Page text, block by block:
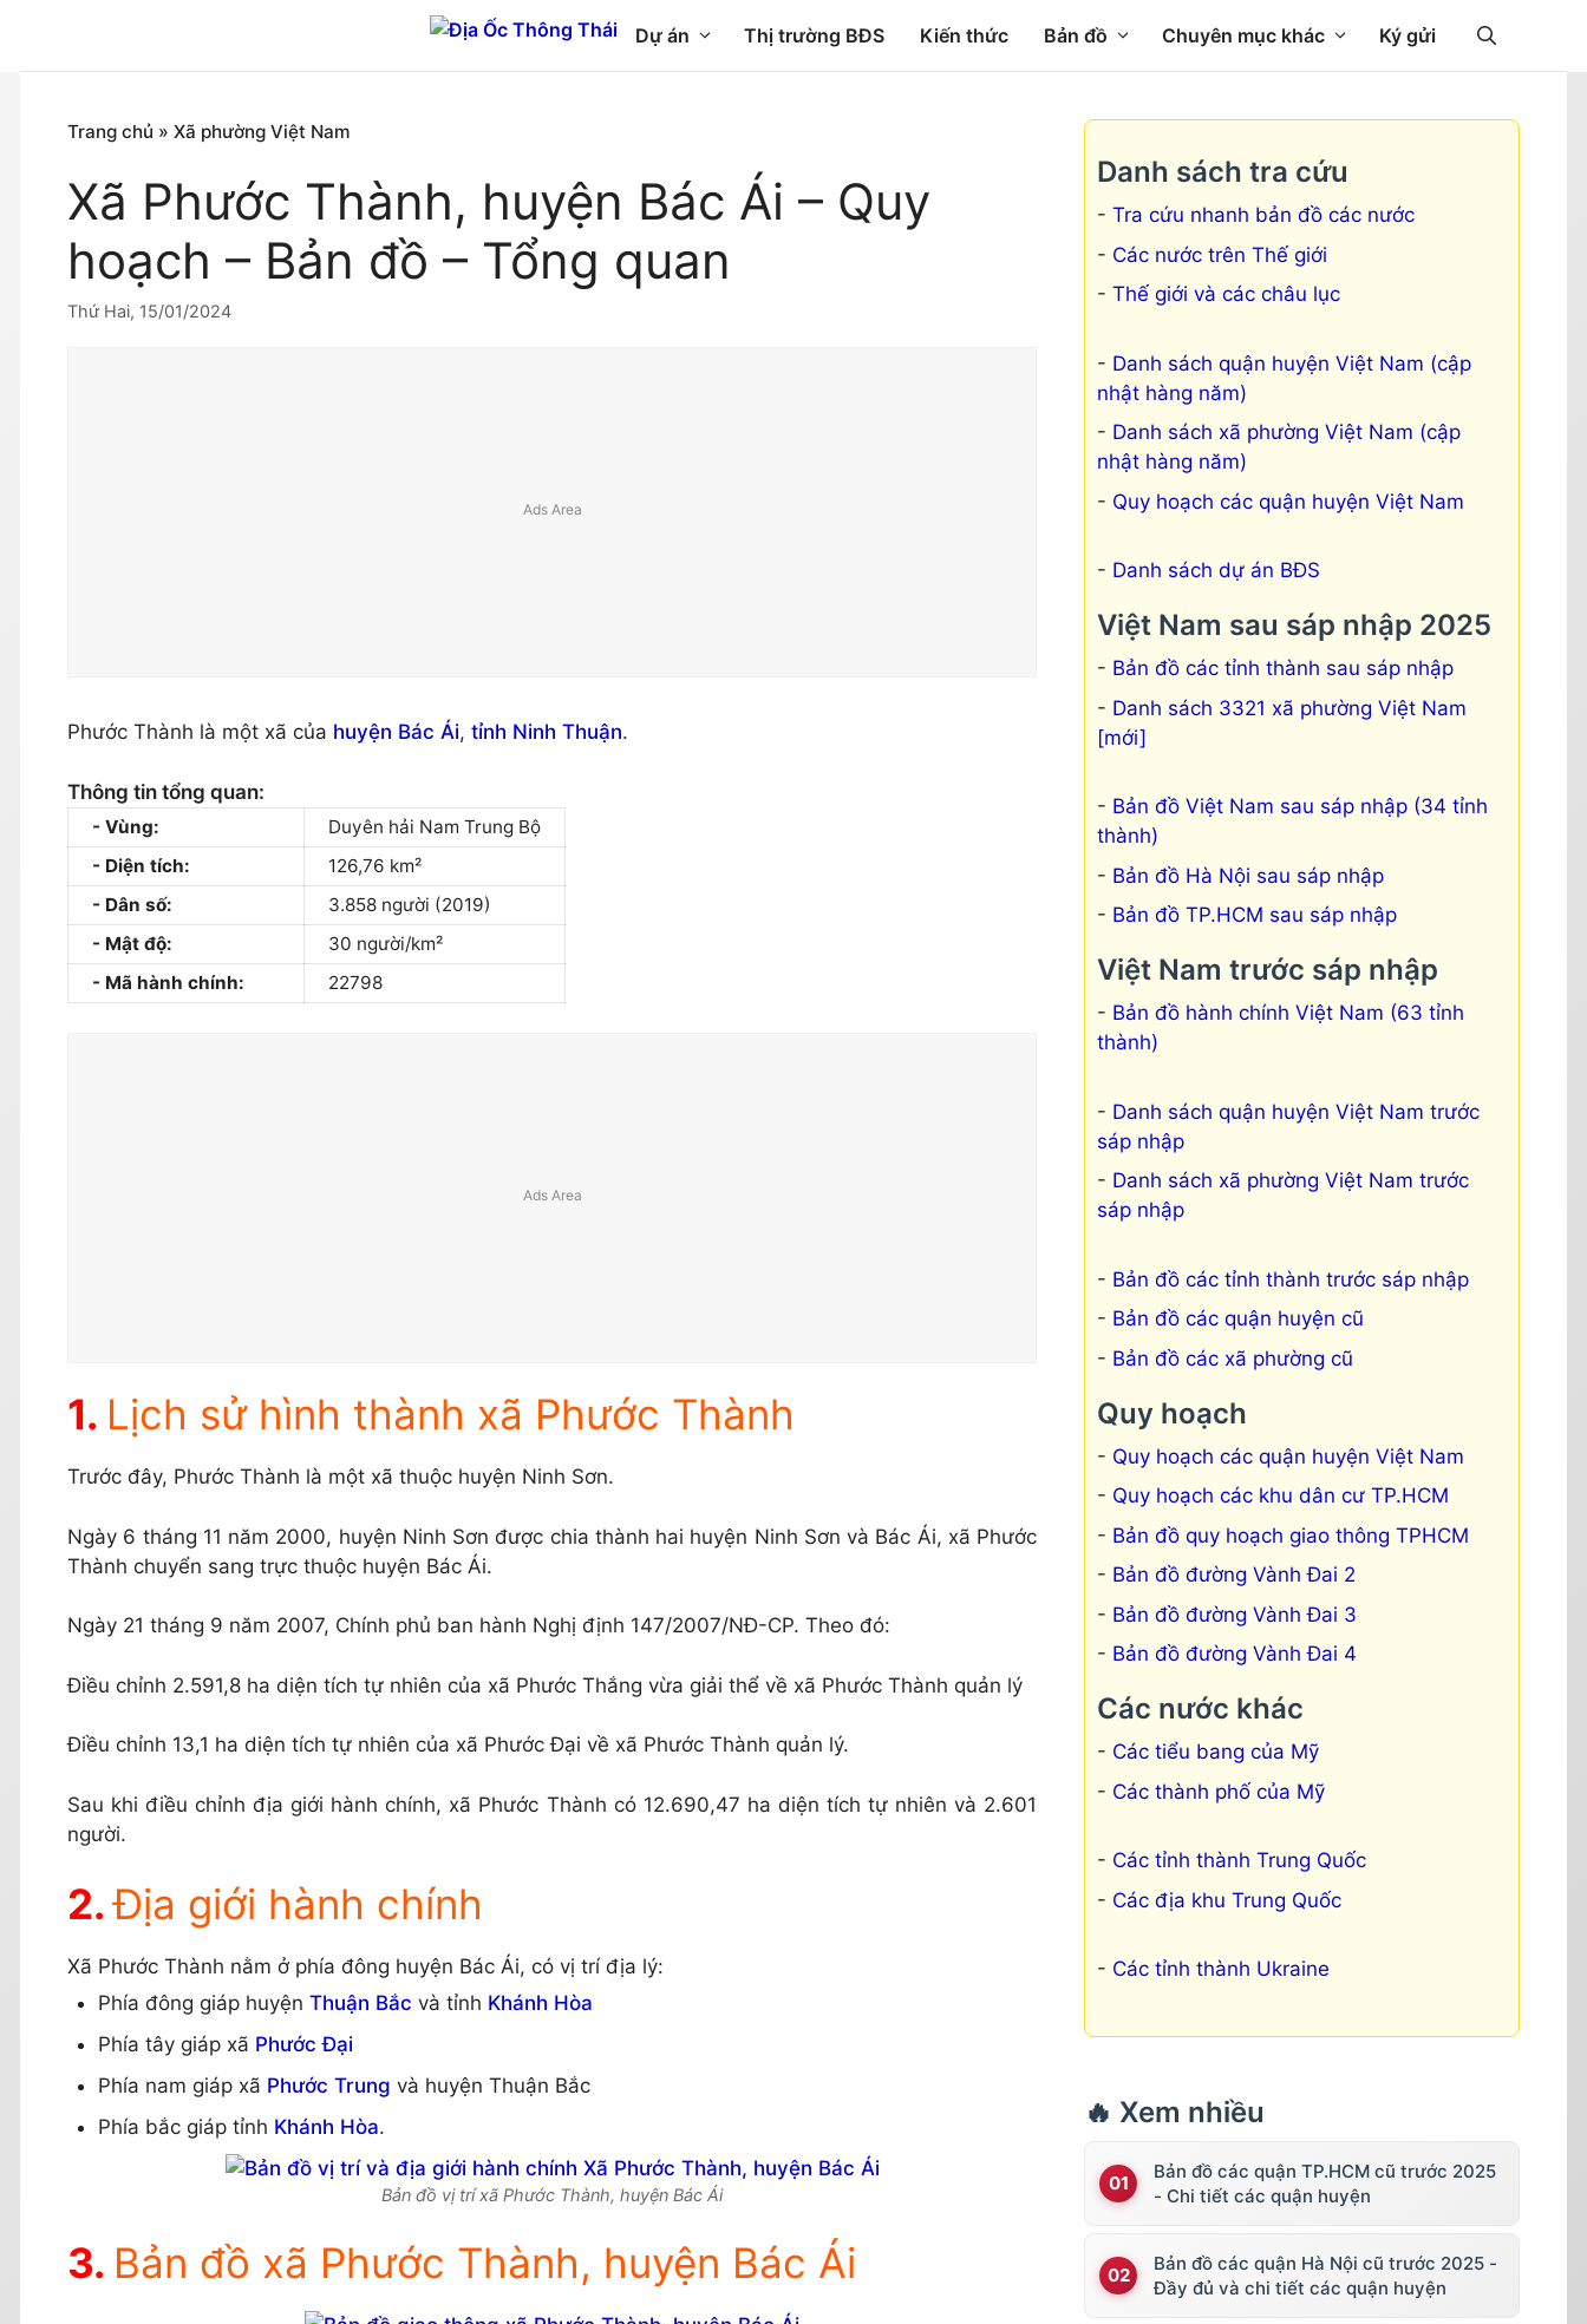
nội
Dự án Thị trường BĐS Kiến thức Bản đồ Chuyên mục khác Ký gửi
Trang chủ » Xã phường Việt Nam
Xã Phước Thành, huyện Bác Ái – Quy
hoạch – Bản đồ – Tổng quan
Thứ Hai, 15/01/2024
Phước Thành là một xã của huyện Bác Ái, tỉnh Ninh Thuận.
Thông tin tổng quan:
Vùng:
Duyên hải Nam Trung Bộ
Diện tích:
126,76 km²
Dân số:
3.858 người (2019)
Mật độ:
30 người/km²
Mã hành chính:
22798
Lịch sử hình thành xã Phước Thành
Trước đây, Phước Thành là một xã thuộc huyện Ninh Sơn.
Ngày 6 tháng 11 năm 2000, huyện Ninh Sơn được chia thành hai huyện Ninh Sơn và Bác Ái, xã Phước
Thành chuyển sang trực thuộc huyện Bác Ái.
Ngày 21 tháng 9 năm 2007, Chính phủ ban hành Nghị định 147/2007/NĐ-CP. Theo đó:
Điều chỉnh 2.591,8 ha diện tích tự nhiên của xã Phước Thắng vừa giải thể về xã Phước Thành quản lý
Điều chỉnh 13,1 ha diện tích tự nhiên của xã Phước Đại về xã Phước Thành quản lý.
Sau khi điều chỉnh địa giới hành chính, xã Phước Thành có 12.690,47 ha diện tích tự nhiên và 2.601
người.
Địa giới hành chính
Xã Phước Thành nằm ở phía đông huyện Bác Ái, có vị trí địa lý:
Phía đông giáp huyện Thuận Bắc và tỉnh Khánh Hòa
Phía tây giáp xã Phước Đại
Phía nam giáp xã Phước Trung và huyện Thuận Bắc
Phía bắc giáp tỉnh Khánh Hòa.
Bản đồ vị trí xã Phước Thành, huyện Bác Ái
Bản đồ xã Phước Thành, huyện Bác Ái
Danh sách tra cứu
Tra cứu nhanh bản đồ các nước
Các nước trên Thế giới
Thế giới và các châu lục
Danh sách quận huyện Việt Nam (cập
nhật hàng năm)
Danh sách xã phường Việt Nam (cập
nhật hàng năm)
Quy hoạch các quận huyện Việt Nam
Danh sách dự án BĐS
Việt Nam sau sáp nhập 2025
Bản đồ các tỉnh thành sau sáp nhập
Danh sách 3321 xã phường Việt Nam
[mới]
Bản đồ Việt Nam sau sáp nhập (34 tỉnh
thành)
Bản đồ Hà Nội sau sáp nhập
Bản đồ TP.HCM sau sáp nhập
Việt Nam trước sáp nhập
Bản đồ hành chính Việt Nam (63 tỉnh
thành)
Danh sách quận huyện Việt Nam trước
sáp nhập
Danh sách xã phường Việt Nam trước
sáp nhập
Bản đồ các tỉnh thành trước sáp nhập
Bản đồ các quận huyện cũ
Bản đồ các xã phường cũ
Quy hoạch
Quy hoạch các quận huyện Việt Nam
Quy hoạch các khu dân cư TP.HCM
Bản đồ quy hoạch giao thông TPHCM
Bản đồ đường Vành Đai 2
Bản đồ đường Vành Đai 3
Bản đồ đường Vành Đai 4
Các nước khác
Các tiểu bang của Mỹ
Các thành phố của Mỹ
Các tỉnh thành Trung Quốc
Các địa khu Trung Quốc
Các tỉnh thành Ukraine
🔥 Xem nhiều
Bản đồ các quận TP.HCM cũ trước 2025
- Chi tiết các quận huyện
Bản đồ các quận Hà Nội cũ trước 2025 -
Đầy đủ và chi tiết các quận huyện